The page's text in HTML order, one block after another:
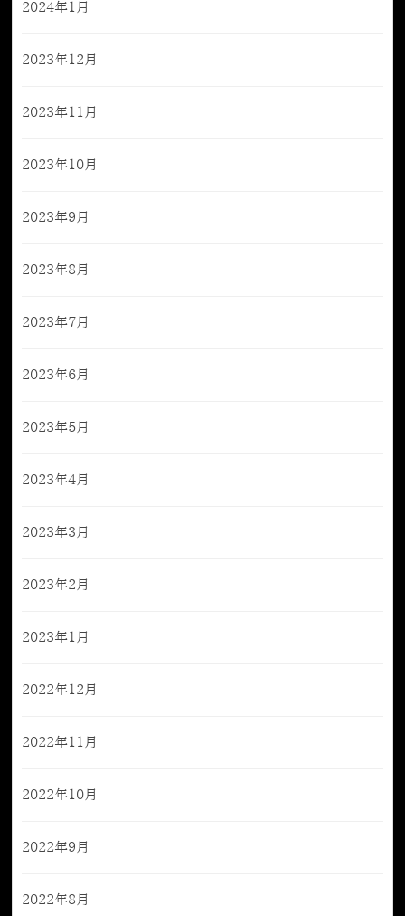
2024年1月
2023年12月
2023年11月
2023年10月
2023年9月
2023年8月
2023年7月
2023年6月
2023年5月
2023年4月
2023年3月
2023年2月
2023年1月
2022年12月
2022年11月
2022年10月
2022年9月
2022年8月